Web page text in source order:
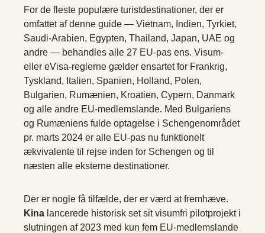
For de fleste populære turistdestinationer, der er
omfattet af denne guide — Vietnam, Indien, Tyrkiet,
Saudi-Arabien, Egypten, Thailand, Japan, UAE og
andre — behandles alle 27 EU-pas ens. Visum-
eller eVisa-reglerne gælder ensartet for Frankrig,
Tyskland, Italien, Spanien, Holland, Polen,
Bulgarien, Rumænien, Kroatien, Cypern, Danmark
og alle andre EU-medlemslande. Med Bulgariens
og Rumæniens fulde optagelse i Schengenområdet
pr. marts 2024 er alle EU-pas nu funktionelt
ækvivalente til rejse inden for Schengen og til
næsten alle eksterne destinationer.
Der er nogle få tilfælde, der er værd at fremhæve.
Kina lancerede historisk set sit visumfri pilotprojekt i
slutningen af 2023 med kun fem EU-medlemslande